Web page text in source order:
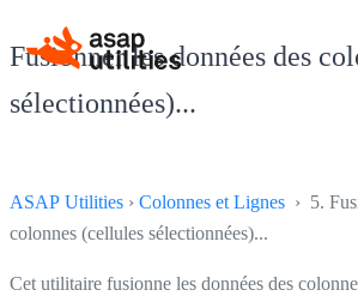
Fusionner les données des
sélectionnées)...
ASAP Utilities › Colonnes et Lignes › 5.
colonnes (cellules sélectionnées)...
Cet utilitaire fusionne les données des